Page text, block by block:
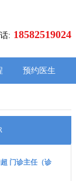
: 18582519024
预约医生
门诊主任（诊